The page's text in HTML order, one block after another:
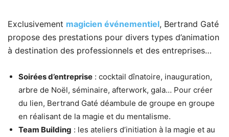
Exclusivement magicien événementiel, Bertrand Gaté
propose des prestations pour divers types d’animation
à destination des professionnels et des entreprises…
Soirées d’entreprise : cocktail dînatoire, inauguration,
arbre de Noël, séminaire, afterwork, gala… Pour créer
du lien, Bertrand Gaté déambule de groupe en groupe
en réalisant de la magie et du mentalisme.
Team Building : les ateliers d’initiation à la magie et au